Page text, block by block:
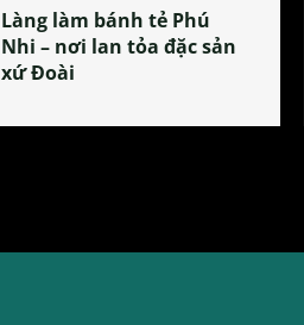
Làng làm bánh tẻ Phú
Nhi – nơi lan tỏa đặc sản
xứ Đoài